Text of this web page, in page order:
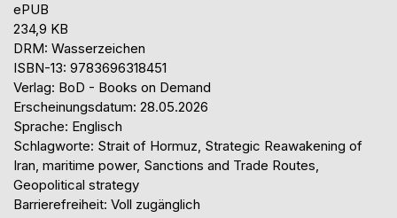
ePUB
234,9 KB
DRM: Wasserzeichen
ISBN-13: 9783696318451
Verlag: BoD - Books on Demand
Erscheinungsdatum: 28.05.2026
Sprache: Englisch
Schlagworte: Strait of Hormuz, Strategic Reawakening of
Iran, maritime power, Sanctions and Trade Routes,
Geopolitical strategy
Barrierefreiheit: Voll zugänglich